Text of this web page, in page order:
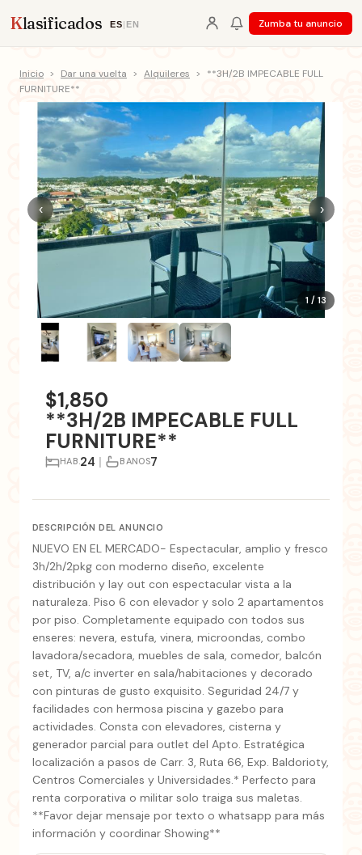
Klasificados ES| EN Zumba tu anuncio
Inicio > Dar una vuelta > Alquileres >
**3H/2B IMPECABLE FULL
FURNITURE**
1 / 13
‹ ›
$1,850
**3H/2B IMPECABLE FULL
FURNITURE**
HAB.24 | BANOS7
DESCRIPCIÓN DEL ANUNCIO
NUEVO EN EL MERCADO- Espectacular, amplio y fresco
3h/2h/2pkg con moderno diseño, excelente
distribución y lay out con espectacular vista a la
naturaleza. Piso 6 con elevador y solo 2 apartamentos
por piso. Completamente equipado con todos sus
enseres: nevera, estufa, vinera, microondas, combo
lavadora/secadora, muebles de sala, comedor, balcón
set, TV, a/c inverter en sala/habitaciones y decorado
con pinturas de gusto exquisito. Seguridad 24/7 y
facilidades con hermosa piscina y gazebo para
actividades. Consta con elevadores, cisterna y
generador parcial para outlet del Apto. Estratégica
localización a pasos de Carr. 3, Ruta 66, Exp. Baldorioty,
Centros Comerciales y Universidades.* Perfecto para
renta corporativa o militar solo traiga sus maletas.
**Favor dejar mensaje por texto o whatsapp para más
información y coordinar Showing**